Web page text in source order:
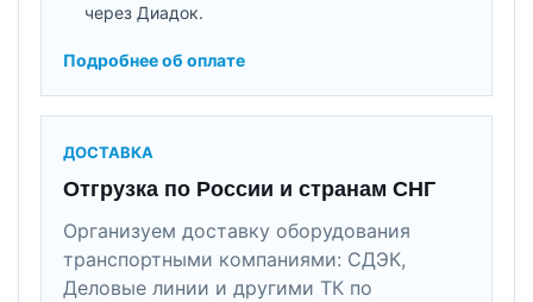
через Диадок.
Подробнее об оплате
ДОСТАВКА
Отгрузка по России и странам СНГ
Организуем доставку оборудования
транспортными компаниями: СДЭК,
Деловые линии и другими ТК по